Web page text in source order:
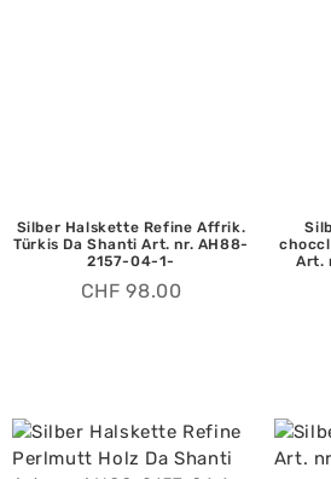
Silber Halskette Refine Affrik.
Türkis Da Shanti Art. nr. AH88-
2157-04-1-
CHF 98.00
Art.